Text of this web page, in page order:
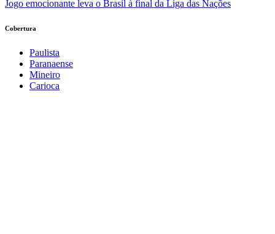
Jogo emocionante leva o Brasil à final da Liga das Nações
Cobertura
Paulista
Paranaense
Mineiro
Carioca